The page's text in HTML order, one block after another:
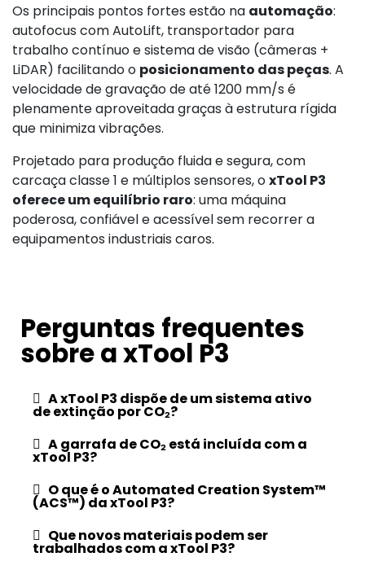
Os principais pontos fortes estão na automação:
autofocus com AutoLift, transportador para
trabalho contínuo e sistema de visão (câmeras +
LiDAR) facilitando o posicionamento das peças. A
velocidade de gravação de até 1200 mm/s é
plenamente aproveitada graças à estrutura rígida
que minimiza vibrações.
Projetado para produção fluida e segura, com
carcaça classe 1 e múltiplos sensores, oxTool P3
oferece um equilíbrio raro: uma máquina
poderosa, confiável e acessível sem recorrer a
equipamentos industriais caros.
Perguntas frequentes
sobre a xTool P3
A xTool P3 dispõe de um sistema ativo
de extinção por CO₂?
A garrafa de CO₂ está incluída com a
xTool P3?
O que é o Automated Creation System™
(ACS™) da xTool P3?
Que novos materiais podem ser
trabalhados com a xTool P3?